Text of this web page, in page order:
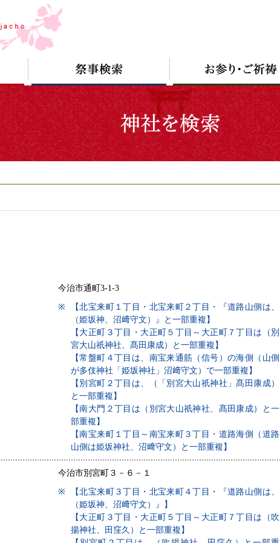
今治市通町3-1-3
※
【北宝来町１丁目・北宝来町２丁目・『道路山側は、
（姫坂神、沼﨑守文）』と一部重複】
【大正町３丁目・大正町５丁目～大正町７丁目は（別
宮大山祇神社、髙田康成）と一部重複】
【常盤町４丁目は、南宝来通筋（信号）の海側（山側
が多伎神社「姫坂神社」沼﨑守文）で一部重複】
【別宮町２丁目は、（「別宮大山祇神社」髙田康成）
と一部重複】
【南大門２丁目は（別宮大山祇神社、髙田康成）と一
部重複】
【南宝来町１丁目～南宝来町３丁目・道路海側（道路
山側は姫坂神社、沼﨑守文）と一部重複】
今治市別宮町３－６－１
※
【北宝来町３丁目・北宝来町４丁目・『道路山側は、
（姫坂神、沼﨑守文）』】
【大正町３丁目・大正町５丁目～大正町７丁目は（吹
揚神社、田窪久）と一部重複】